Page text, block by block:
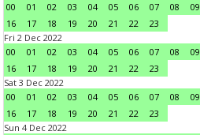
00
01 02 03 04 05 06 07 08 09
16
17 18 19 20 21 22
23
Fri 2 Dec 2022
00
01 02 03 04 05 06 07 08 09
16
17 18 19 20 21 22
23
Sat 3 Dec 2022
00
01 02 03 04 05 06 07 08 09
16
17 18 19 20 21 22
23
Sun 4 Dec 2022